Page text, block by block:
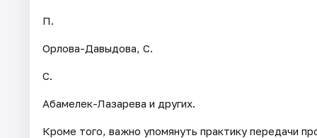
П.
Орлова-Давыдова, С.
С.
Абамелек-Лазарева и других.
Кроме того, важно упомянуть практику передачи